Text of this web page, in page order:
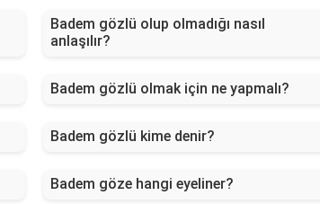
Badem gözlü olup olmadığı nasıl
anlaşılır?
Badem gözlü olmak için ne yapmalı?
Badem gözlü kime denir?
Badem göze hangi eyeliner?